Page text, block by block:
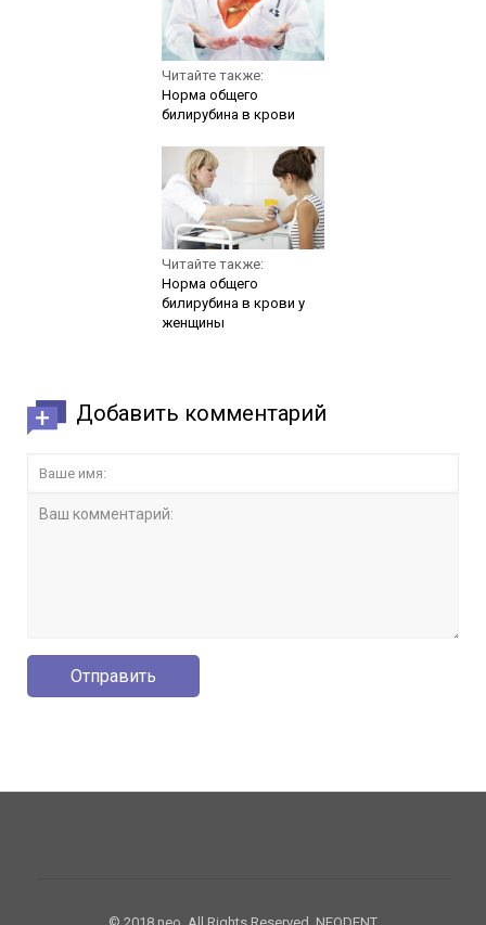
Читайте также:
Норма общего
билирубина в крови
Читайте также:
Норма общего
билирубина в крови у
женщины
Добавить комментарий